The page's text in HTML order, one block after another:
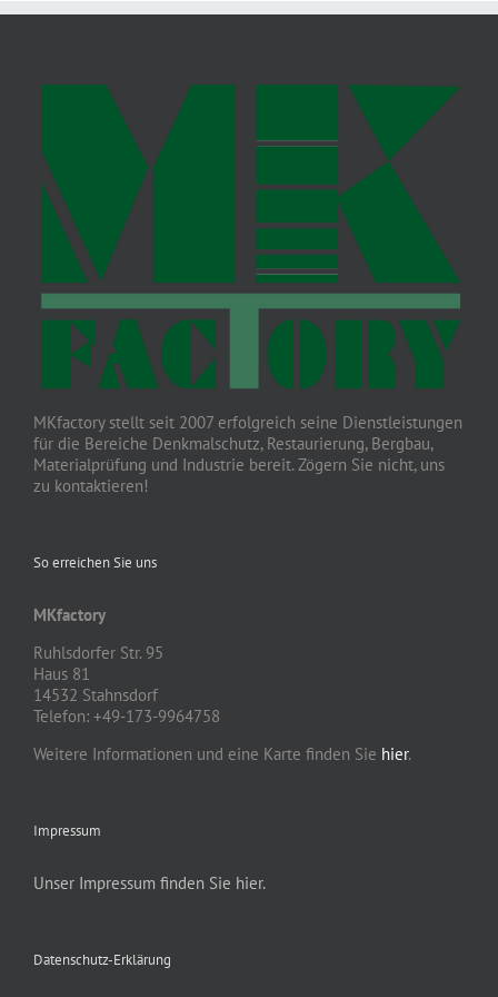
MKfactory stellt seit 2007 erfolgreich seine Dienstleistungen
für die Bereiche Denkmalschutz, Restaurierung, Bergbau,
Materialprüfung und Industrie bereit. Zögern Sie nicht, uns
zu kontaktieren!
So erreichen Sie uns
MKfactory
Ruhlsdorfer Str. 95
Haus 81
14532 Stahnsdorf
Telefon: +49-173-9964758
Weitere Informationen und eine Karte finden Sie hier.
Impressum
Unser Impressum finden Sie hier.
Datenschutz-Erklärung